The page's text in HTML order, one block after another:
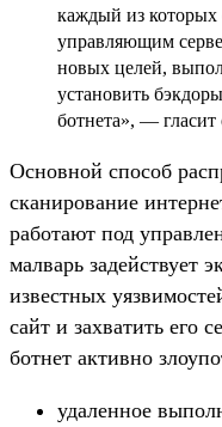
каждый из которых
управляющим
новых целей,
установить
ботнета», — гласит
Основной способ
сканирование
работают под
малварь задействует
известных
сайт и захватить его
ботнет активно
удаленное